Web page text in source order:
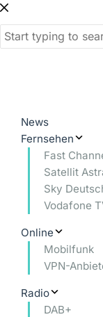
Zum
Inhalt
springen
News
Fernsehen
Fast
Satellit
Sky
Vodafone
Online
Mobilfunk
VPN-
Radio
DAB+